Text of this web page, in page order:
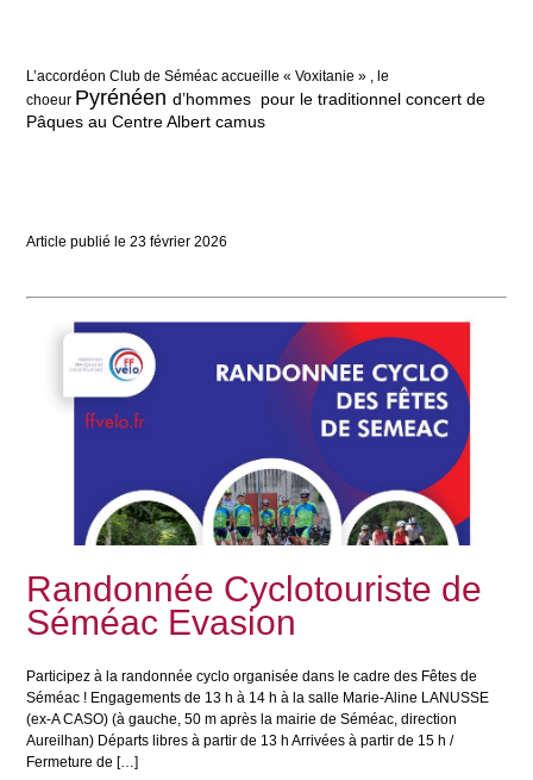
L’accordéon Club de Séméac accueille « Voxitanie » , le
choeur Pyrénéend’hommes pour le traditionnel concert de
Pâques au Centre Albert camus
Article publié le23 février 2026
Randonnée Cyclotouriste de
Séméac Evasion
Participez à la randonnée cyclo organisée dans le cadre des Fêtes de
Séméac ! Engagements de 13 h à 14 h à la salle Marie-Aline LANUSSE
(ex-A CASO) (à gauche, 50 m après la mairie de Séméac, direction
Aureilhan) Départs libres à partir de 13 h Arrivées à partir de 15 h /
Fermeture de […]